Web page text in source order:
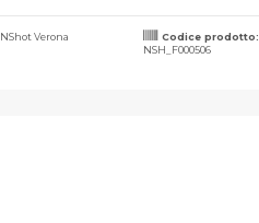
NShot Verona Codice prodotto:
NSH_F000506